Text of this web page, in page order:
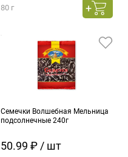
80 г
Семечки Волшебная Мельница
подсолнечные 240г
50.99 ₽ / шт